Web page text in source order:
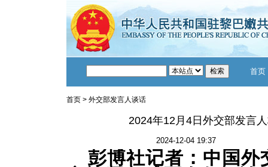
首页
首页 > 外交部发言人谈话
2024年12月4日外交部发言
2024-12-04 19:37
彭博社记者：中国外